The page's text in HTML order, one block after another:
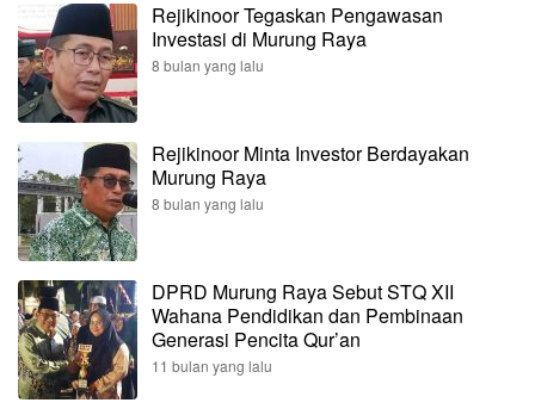
Rejikinoor Tegaskan Pengawasan
Investasi di Murung Raya
8 bulan yang lalu
Rejikinoor Minta Investor Berdayakan
Murung Raya
8 bulan yang lalu
DPRD Murung Raya Sebut STQ XII
Wahana Pendidikan dan Pembinaan
Generasi Pencita Qur’an
11 bulan yang lalu